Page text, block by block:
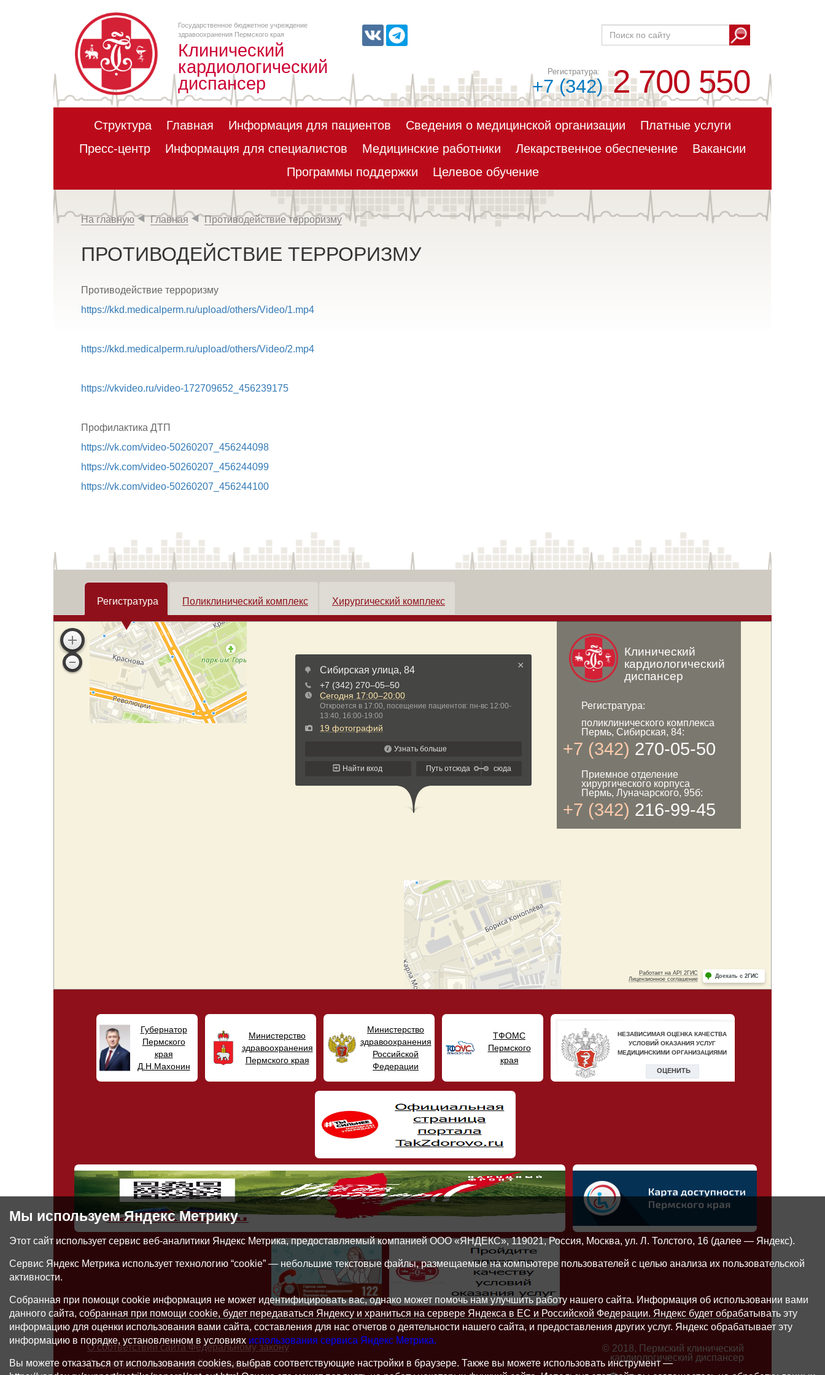
Государственное бюджетное учреждение
здравоохранения Пермского края
Клинический
кардиологический
диспансер
+7 (342) 2 700 550
Структура Главная Информация для пациентов Сведения о медицинской организации
Платные услуги
Пресс-центр
Информация для специалистов Медицинские работники Лекарственное обеспечение
Вакансии
Программы поддержки
Целевое обучение
На главную Главная Противодействие терроризму
ПРОТИВОДЕЙСТВИЕ ТЕРРОРИЗМУ
Противодействие терроризму
https://kkd.medicalperm.ru/upload/others/Video/1.mp4
https://kkd.medicalperm.ru/upload/others/Video/2.mp4
https://vkvideo.ru/video-172709652_456239175
Профилактика ДТП
https://vk.com/video-50260207_456244098
https://vk.com/video-50260207_456244099
https://vk.com/video-50260207_456244100
Регистратура Поликлинический комплекс Хирургический комплекс
Клинический
кардиологический
диспансер
Регистратура:
поликлинического комплекса
Пермь, Сибирская, 84:
+7 (342) 270-05-50
Приемное отделение
хирургического корпуса
Пермь, Луначарского, 95б:
+7 (342) 216-99-45
Губернатор
Пермского
края
Д.Н.Махонин
Министерство
здравоохранения
Пермского края
Министерство
здравоохранения
Российской
Федерации
ТФОМС
Пермского
края
О соответствии сайта Федеральному закону
Сведения о медицинской организации
© 2018, Пермский клинический
кардиологический диспансер
Мы используем Яндекс Метрику
Этот сайт использует сервис веб-аналитики Яндекс Метрика, предоставляемый компанией ООО «ЯНДЕКС», 119021, Россия, Москва, ул. Л. Толстого, 16 (далее — Яндекс).
Сервис Яндекс Метрика использует технологию “cookie” — небольшие текстовые файлы, размещаемые на компьютере пользователей с целью анализа их пользовательской
активности.
Собранная при помощи cookie информация не может идентифицировать вас, однако может помочь нам улучшить работу нашего сайта. Информация об использовании вами
данного сайта, собранная при помощи cookie, будет передаваться Яндексу и храниться на сервере Яндекса в ЕС и Российской Федерации. Яндекс будет обрабатывать эту
информацию для оценки использования вами сайта, составления для нас отчетов о деятельности нашего сайта, и предоставления других услуг. Яндекс обрабатывает эту
информацию в порядке, установленном в условиях использования сервиса Яндекс Метрика.
Вы можете отказаться от использования cookies, выбрав соответствующие настройки в браузере. Также вы можете использовать инструмент —